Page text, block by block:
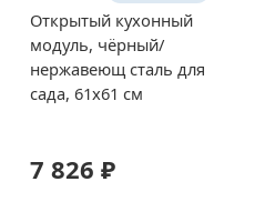
Открытый кухонный
модуль, чёрный/
нержавеющ сталь для
сада, 61x61 см
7 826 ₽